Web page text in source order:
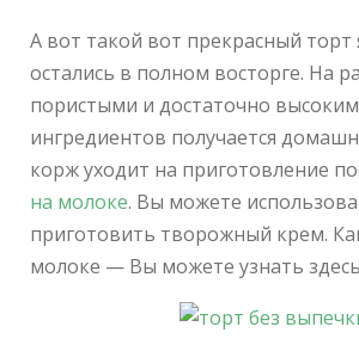
А вот такой вот прекрасный торт
остались в полном восторге. На
пористыми и достаточно
ингредиентов получается
корж уходит на приготовление
на молоке. Вы можете
приготовить творожный крем.
молоке — Вы можете узнать